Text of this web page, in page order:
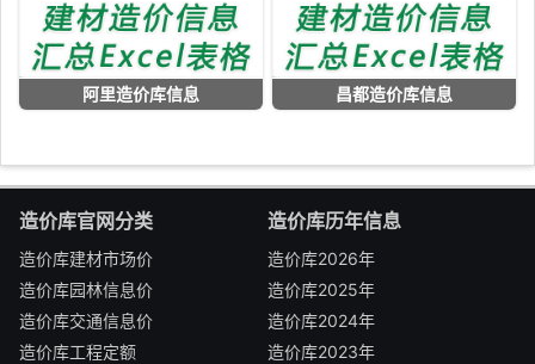
阿里造价库信息 昌都造价库信息
造价库官网分类
造价库建材市场价
造价库园林信息价
造价库交通信息价
造价库工程定额
造价库历年信息
造价库2026年
造价库2025年
造价库2024年
造价库2023年